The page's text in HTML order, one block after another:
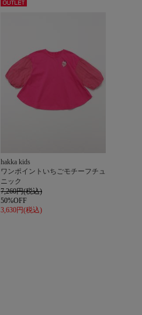
hakka kids
ワンポイントいちごモチーフチュ
ニック
7,260円(税込)
50%OFF
3,630円(税込)